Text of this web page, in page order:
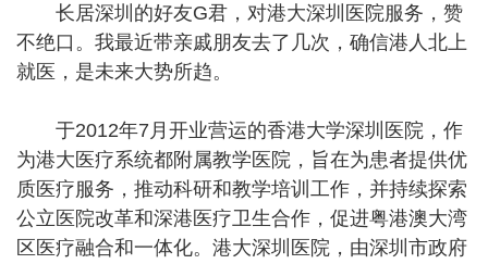
长居深圳的好友G君，对港大深圳医院服务，赞
不绝口。我最近带亲戚朋友去了几次，确信港人北上
就医，是未来大势所趋。
于2012年7月开业营运的香港大学深圳医院，作
为港大医疗系统都附属教学医院，旨在为患者提供优
质医疗服务，推动科研和教学培训工作，并持续探索
公立医院改革和深港医疗卫生合作，促进粤港澳大湾
区医疗融合和一体化。港大深圳医院，由深圳市政府